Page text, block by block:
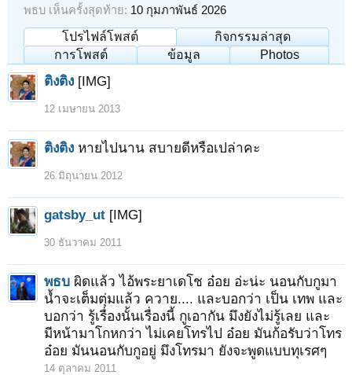
พธบ เห็นครั้งสุดท้าย: 10 กุมภาพันธ์ 2026
โปรไฟล์โพสต์
กิจกรรมล่าสุด
การโพสต์
ข้อมูล Photos
ติงติง [IMG]
12 เมษายน 2013
ติงติง หายไปนาน สบายดีหรือเปล่าคะ
26 มิถุนายน 2012
gatsby_ut [IMG]
30 ธันวาคม 2011
พธบ ผิดแล้ว ไอ้พระยาเดโช อ๋อย อ่ะน่ะ นอนกับกูมา
น้ำจะเต็มตุ่มแล้ว ควาย.... และบอกว่า เป็น เทพ และ
บอกว่า รู้เรื่องนั้นเรื่องนี้ กูเอากัน มึงยังไม่รู้เลย และ
มีหน้ามาโกหกว่า ไม่เคยโทรไป อ๋อย มันก้อรับว่าโทร
อ๋อย มันนอนกับกูอยู่ มึงโทรมา ยังจะพูดแบบทุเรศๆ
14 ตุลาคม 2011